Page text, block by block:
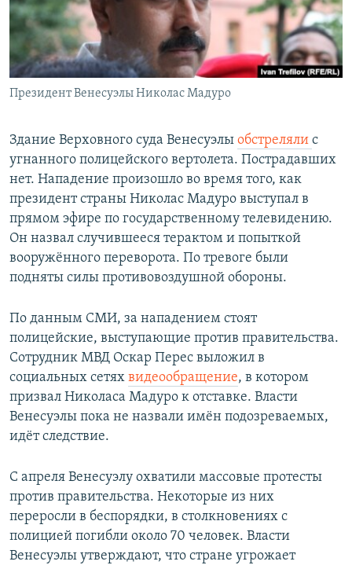
Հայերեն
English
Русский
Президент Венесуэлы Николас Мадуро
Здание Верховного суда Венесуэлы обстреляли с
угнанного полицейского вертолета. Пострадавших
нет. Нападение произошло во время того, как
президент страны Николас Мадуро выступал в
прямом эфире по государственному телевидению.
Он назвал случившееся терактом и попыткой
вооружённого переворота. По тревоге были
подняты силы противовоздушной обороны.
По данным СМИ, за нападением стоят
полицейские, выступающие против правительства.
Сотрудник МВД Оскар Перес выложил в
социальных сетях видеообращение, в котором
призвал Николаса Мадуро к отставке. Власти
Венесуэлы пока не назвали имён подозреваемых,
идёт следствие.
С апреля Венесуэлу охватили массовые протесты
против правительства. Некоторые из них
переросли в беспорядки, в столкновениях с
полицией погибли около 70 человек. Власти
Венесуэлы утверждают, что стране угрожает